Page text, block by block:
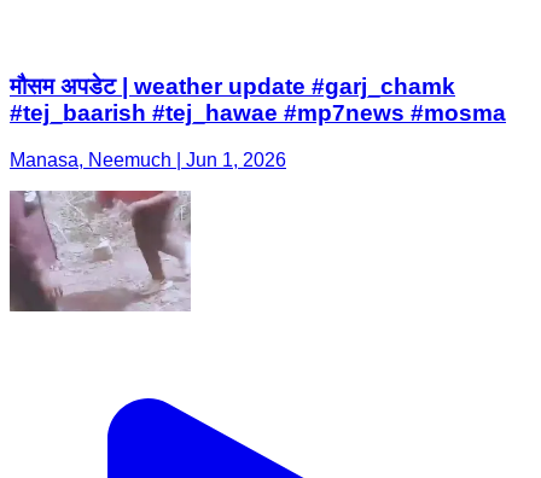
मौसम अपडेट | weather update #garj_chamk
#tej_baarish #tej_hawae #mp7news #mosma
Manasa, Neemuch | Jun 1, 2026